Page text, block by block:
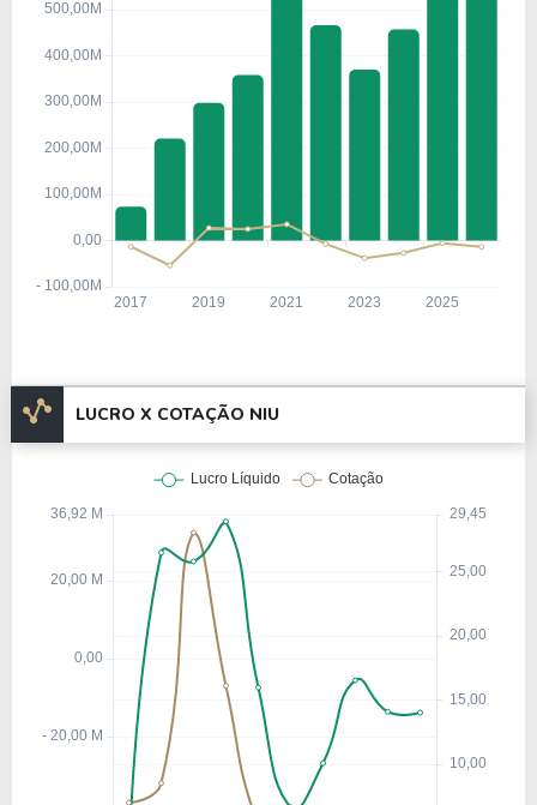
LUCRO X COTAÇÃO NIU